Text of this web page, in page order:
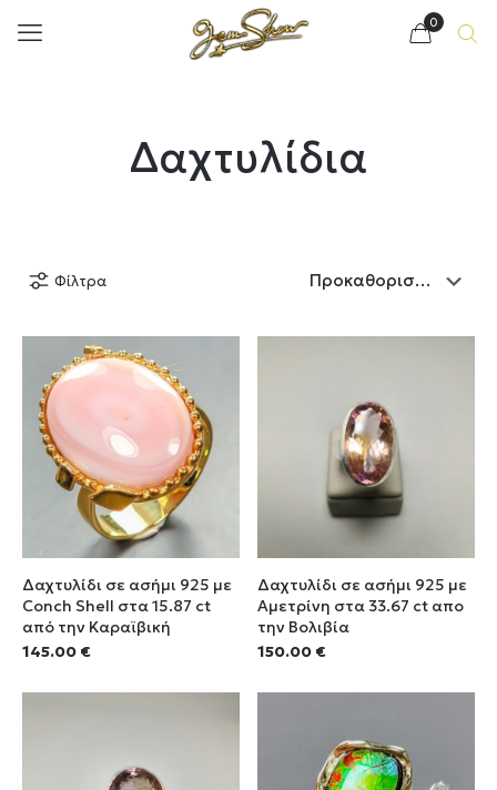
0
Δαχτυλίδια
Φίλτρα
Δαχτυλίδι σε ασήμι 925 με
Conch Shell στα 15.87 ct
από την Καραϊβική
145.00 €
Δαχτυλίδι σε ασήμι 925 με
Αμετρίνη στα 33.67 ct απο
την Βολιβία
150.00 €